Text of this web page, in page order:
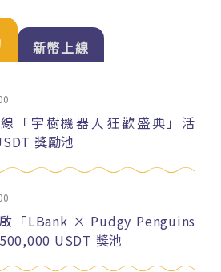
新幣上線
「宇樹機器人狂歡盛典」活
獎勵池
「LBank × Pudgy Penguins
USDT 獎池